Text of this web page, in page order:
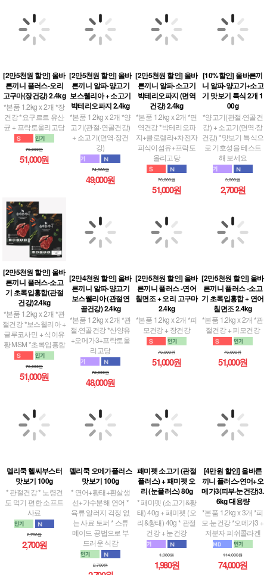
른끼니 플러스-오리
고구마(장건강) 2.4kg
*본품 1.2kg x 2개 *장
건강 *요구르트 유산
균 + 프락토올리고당
76,000원
51,000원
[2만5천원 할인] 올바
른끼니 알파-양고기
보스웰리아 + 소고기
박테리오파지 2.4kg
*본품 1.2kg x 2개 *양
고기(관절·연골건강)
+ 소고기(면역·장건
강)
74,000원
49,000원
[2만5천원 할인] 올바
른끼니 알파-소고기
박테리오파지 (면역
건강) 2.4kg
*본품 1.2kg x 2개 *면
역건강 *박테리오파
지+클로렐라+차전자
피식이섬유+프락토
올리고당
76,000원
51,000원
[10%할인] 올바른끼
니 알파-양고기+소고
기 맛보기 특식 2개 1
00g
*양고기(관절·연골건
강) + 소고기(면역·장
건강) *맛보기 특식으
로 기호성을 테스트
해 보세요
3,000원
2,700원
[2만5천원 할인] 올바
른끼니 플러스-소고
기 초록입홍합(관절
건강)2.4kg
*본품 1.2kg x 2개 *관
절건강 *보스웰리아 +
글루코사민 + 식이유
황 MSM *초록입홍합
76,000원
51,000원
[2만4천원 할인] 올바
른끼니 알파-양고기
보스웰리아 (관절연
골건강) 2.4kg
*본품 1.2kg x 2개 *관
절·연골건강 *산양유
+오메가3+프락토올
리고당
72,000원
48,000원
[2만5천원 할인] 올바
른끼니 플러스 -연어
칠면조 + 오리 고구마
2.4kg
*본품 1.2kg x 2개 *피
모건강 + 장건강
76,000원
51,000원
[2만5천원 할인] 올바
른끼니 플러스 -소고
기 초록입홍합 + 연어
칠면조 2.4kg
*본품 1.2kg x 2개 *관
절건강 + 피모건강
76,000원
51,000원
델리쿡 헬씨부스터
맛보기 100g
* 관절건강 * 노령견
도 먹기 편한 소프트
사료
2,700원
2,700원
델리쿡 오메가플러스
맛보기 100g
* 연어+황태+흰살생
선+가수분해 연어 *
육류 알러지 걱정 없
는 사료 토퍼 * 스튜
메이드 공법으로 부
드러운 식감
2,700원
패미펫 소고기 (관절
플러스) + 패미펫 오
리 (눈플러스) 80g
* 패미펫 (소고기&황
태) 40g + 패미펫 (오
리&황태) 40g * 관절
건강 + 눈건강
1,980원
1,980원
[4만원 할인] 올바른
끼니 플러스-연어+오
메가3(피부·눈건강)3.
6kg 대용량
*본품 1.2kg x 3개 *피
모·눈건강 *오메가3 +
저분자 피쉬콜라겐
114,000원
74,000원